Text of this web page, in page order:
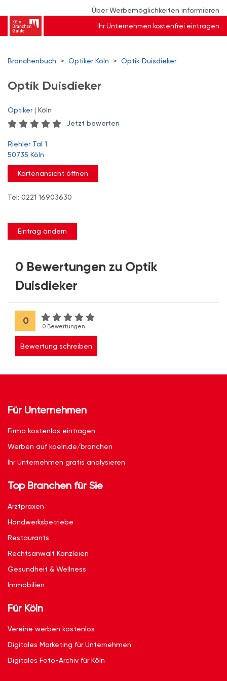
Über Werbemöglichkeiten informieren
Ihr Unternehmen kostenfrei eintragen
Branchenbuch > Optiker Köln > Optik Duisdieker
Optik Duisdieker
Optiker| Köln
Jetzt bewerten
Riehler Tal 1
50735 Köln
Kartenansicht öffnen
Tel: 0221 16903630
Eintrag ändern
0 Bewertungen zu Optik
Duisdieker
0
0 Bewertungen
Bewertung schreiben
Für Unternehmen
Firma kostenlos eintragen
Werben auf koeln.de/branchen
Ihr Unternehmen gratis analysieren
Top Branchen für Sie
Arztpraxen
Handwerksbetriebe
Restaurants
Rechtsanwalt Kanzleien
Gesundheit & Wellness
Immobilien
Für Köln
Vereine werben kostenlos
Digitales Marketing für Unternehmen
Digitales Foto-Archiv für Köln